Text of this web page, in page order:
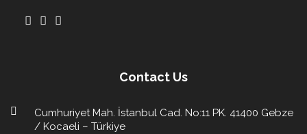
Contact Us
Cumhuriyet Mah. İstanbul Cad. No:11 PK. 41400 Gebze
/ Kocaeli – Türkiye